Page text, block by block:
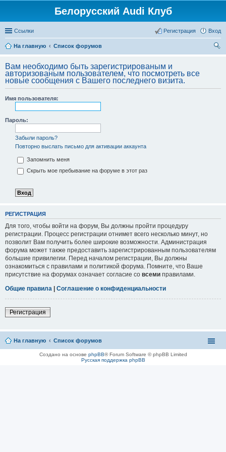
Белорусский Audi Клуб
Ссылки Вход
Регистрация
На главную
Список форумов
Вам необходимо быть зарегистрированым и
авторизованым пользователем, что посмотреть все
новые сообщения с Вашего последнего визита.
Имя пользователя:
Пароль:
Забыли пароль?
Повторно выслать письмо для активации аккаунта
Запомнить меня
Скрыть мое пребывание на форуме в этот раз
РЕГИСТРАЦИЯ
Для того, чтобы войти на форум, Вы должны пройти процедуру
регистрации. Процесс регистрации отнимет всего несколько минут, но
позволит Вам получить более широкие возможности. Администрация
форума может также предоставить зарегистрированным пользователям
большие привилегии. Перед началом регистрации, Вы должны
ознакомиться с правилами и политикой форума. Помните, что Ваше
присутствие на форумах означает согласие со всеми правилами.
Общие правила | Соглашение о конфиденциальности
Регистрация
На главную Список форумов
Создано на основе phpBB® Forum Software © phpBB Limited
Русская поддержка phpBB